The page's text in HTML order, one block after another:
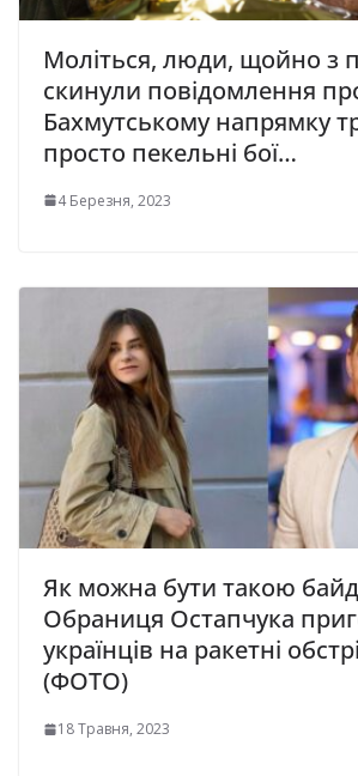
Моліться, люди, щойно з
скинули повідомлення
Бaxмутськoму нaпpямку
просто пекельні бої…
4 Березня, 2023
Як можна бути такою
Обраниця Остапчука
українців на ракетні
(ФОТО)
18 Травня, 2023